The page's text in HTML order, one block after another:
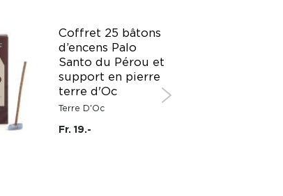
Coffret 25 bâtons
d’encens Palo
Santo du Pérou et
support en pierre
terre d'Oc
Terre D'Oc
Fr. 19.-